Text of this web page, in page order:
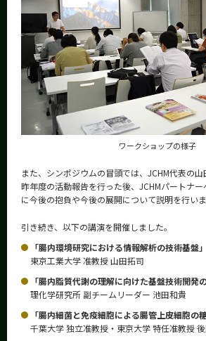
ワークショップの様子
また、シンポジウムの冒頭では、JCHM代表の
昨年度の活動報告を行った後、JCHMパートナ
に今後の抱負や今後の展開について説明を行いま
引き続き、以下の講演を開催しました。
「腸内環境研究における情報解析の技術基盤」
東京工業大学 准教授 山田拓司
「腸内脂質代謝の理解に向けた基盤技術開発
理化学研究所 副チームリーダー 池田和貴
「腸内細菌と免疫細胞による腸管上皮細胞の
千葉大学 独立准教授・東京大学 特任准教授